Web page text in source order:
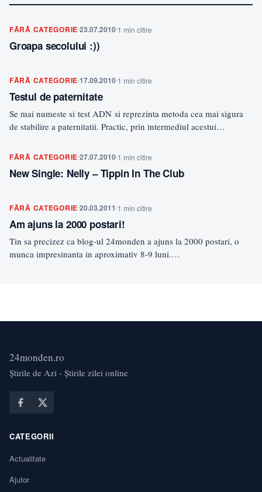
FĂRĂ CATEGORIE23.07.2010 1 min citire
Groapa secolului :))
FĂRĂ CATEGORIE17.09.2010 1 min citire
Testul de paternitate
Se mai numeste si test ADN si reprezinta metoda cea mai sigura
de stabilire a paternitatii. Practic, prin intermediul acestui…
FĂRĂ CATEGORIE27.07.2010 1 min citire
New Single: Nelly – Tippin In The Club
FĂRĂ CATEGORIE20.03.2011 1 min citire
Am ajuns la 2000 postari!
Tin sa precizez ca blog-ul 24monden a ajuns la 2000 postari, o
munca impresinanta in aproximativ 8-9 luni.…
24monden.ro
Știrile de Azi - Știrile zilei online
CATEGORII
Actualitate
Ajutor